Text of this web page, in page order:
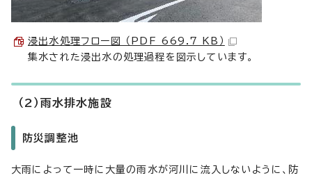
浸出水処理フロー図 （PDF 669.7 KB）
集水された浸出水の処理過程を図示しています。
（2）雨水排水施設
防災調整池
大雨によって一時に大量の雨水が河川に流入しないように、防